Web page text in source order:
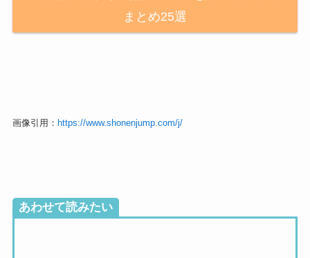
まとめ25選
画像引用： https://www.shonenjump.com/j/
あわせて読みたい